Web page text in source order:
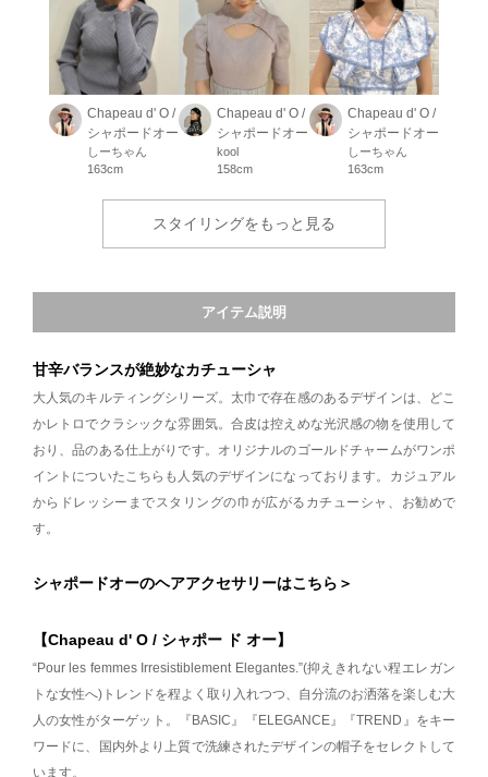
Chapeau d' O /
シャポードオー
しーちゃん
163cm
Chapeau d' O /
シャポードオー
kool
158cm
Chapeau d' O /
シャポードオー
しーちゃん
163cm
スタイリングをもっと見る
アイテム説明
甘辛バランスが絶妙なカチューシャ
大人気のキルティングシリーズ。太巾で存在感のあるデザインは、どこ
かレトロでクラシックな雰囲気。合皮は控えめな光沢感の物を使用して
おり、品のある仕上がりです。オリジナルのゴールドチャームがワンポ
イントについたこちらも人気のデザインになっております。カジュアル
からドレッシーまでスタリングの巾が広がるカチューシャ、お勧めで
す。
シャポードオーのヘアアクセサリーはこちら＞
【Chapeau d' O / シャポー ド オー】
“Pour les femmes Irresistiblement Elegantes.”(抑えきれない程エレガン
トな女性へ)トレンドを程よく取り入れつつ、自分流のお洒落を楽しむ大
人の女性がターゲット。『BASIC』『ELEGANCE』『TREND』をキー
ワードに、国内外より上質で洗練されたデザインの帽子をセレクトして
います。